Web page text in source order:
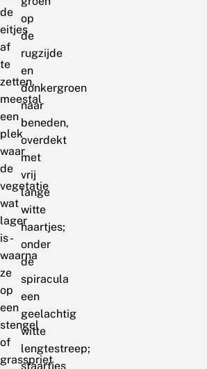
de
eitjes
af
te
zetten,
meestal
een
plek
waar
de
vegetatie
wat
lager
is -
waarna
ze
op
een
stengel
of
grasspriet
op
de
rugzijde
en
donkergroen
naar
beneden,
overdekt
met
vrij
lange
witte
haartjes;
onder
de
spiracula
een
geelachtig
witte
lengtestreep;
staartjes